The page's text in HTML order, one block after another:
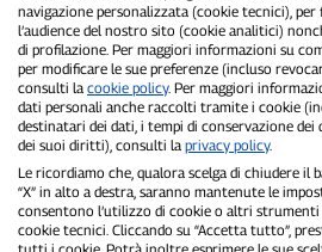
navigazione personalizzata (cookie tecnici),
l’audience del nostro sito (cookie analitici)
di profilazione. Per maggiori informazioni su
per modificare le sue preferenze (incluso
consulti la cookie policy. Per maggiori
dati personali anche raccolti tramite i cookie
destinatari dei dati, i tempi di conservazione dei
dei suoi diritti), consulti la privacy policy.
Le ricordiamo che, qualora scelga di chiudere il
“X” in alto a destra, saranno mantenute le
consentono l’utilizzo di cookie o altri
cookie tecnici. Cliccando su “Accetta tutto”,